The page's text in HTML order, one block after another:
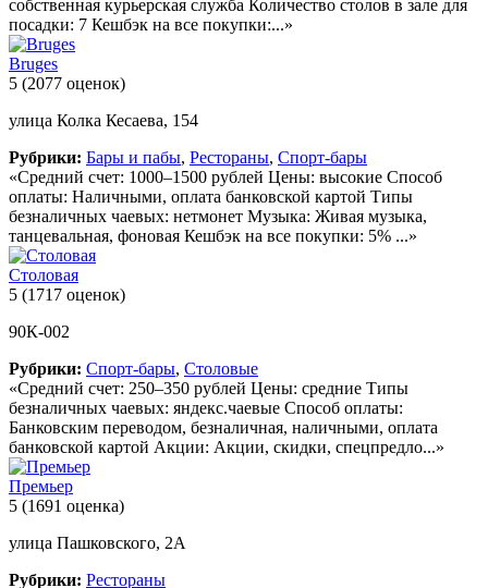
собственная курьерская служба Количество столов в зале для
посадки: 7 Кешбэк на все покупки:...»
Bruges
5 (2077 оценок)
улица Колка Кесаева, 154
Рубрики: Бары и пабы, Рестораны, Спорт-бары
«Средний счет: 1000–1500 рублей Цены: высокие Способ
оплаты: Наличными, оплата банковской картой Типы
безналичных чаевых: нетмонет Музыка: Живая музыка,
танцевальная, фоновая Кешбэк на все покупки: 5% ...»
Столовая
5 (1717 оценок)
90К-002
Рубрики: Спорт-бары, Столовые
«Средний счет: 250–350 рублей Цены: средние Типы
безналичных чаевых: яндекс.чаевые Способ оплаты:
Банковским переводом, безналичная, наличными, оплата
банковской картой Акции: Акции, скидки, спецпредло...»
Премьер
5 (1691 оценка)
улица Пашковского, 2А
Рубрики: Рестораны